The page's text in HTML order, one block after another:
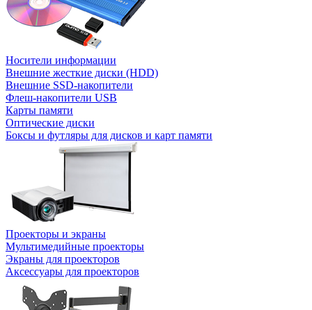
Носители информации
Внешние жесткие диски (HDD)
Внешние SSD-накопители
Флеш-накопители USB
Карты памяти
Оптические диски
Боксы и футляры для дисков и карт памяти
Проекторы и экраны
Мультимедийные проекторы
Экраны для проекторов
Аксессуары для проекторов